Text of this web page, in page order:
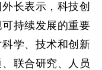
长表示，科技创
持续发展的重要
学、技术和创新
联合研究、人员